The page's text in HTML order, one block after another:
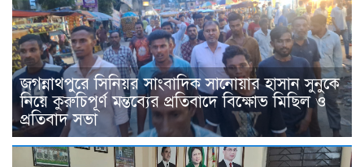
জগন্নাথপুরে সিনিয়র সাংবাদিক সানোয়ার হাসান সুনুকে
নিয়ে কুরুচিপূর্ণ মন্তব্যের প্রতিবাদে বিক্ষোভ মিছিল ও
প্রতিবাদ সভা